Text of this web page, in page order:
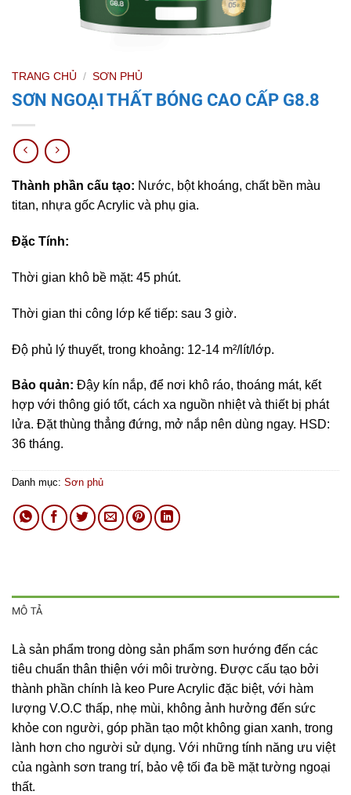
TRANG CHỦ / SƠN PHỦ
SƠN NGOẠI THẤT BÓNG CAO CẤP G8.8
Thành phần cấu tạo: Nước, bột khoáng, chất bền màu
titan, nhựa gốc Acrylic và phụ gia.
Đặc Tính:
Thời gian khô bề mặt: 45 phút.
Thời gian thi công lớp kế tiếp: sau 3 giờ.
Độ phủ lý thuyết, trong khoảng: 12-14 m²/lít/lớp.
Bảo quản: Đậy kín nắp, để nơi khô ráo, thoáng mát, kết
hợp với thông gió tốt, cách xa nguồn nhiệt và thiết bị phát
lửa. Đặt thùng thẳng đứng, mở nắp nên dùng ngay. HSD:
36 tháng.
Danh mục: Sơn phủ
MÔ TẢ
Là sản phẩm trong dòng sản phẩm sơn hướng đến các
tiêu chuẩn thân thiện với môi trường. Được cấu tạo bởi
thành phần chính là keo Pure Acrylic đặc biệt, với hàm
lượng V.O.C thấp, nhẹ mùi, không ảnh hưởng đến sức
khỏe con người, góp phần tạo một không gian xanh, trong
lành hơn cho người sử dụng. Với những tính năng ưu việt
của ngành sơn trang trí, bảo vệ tối đa bề mặt tường ngoại
thất.